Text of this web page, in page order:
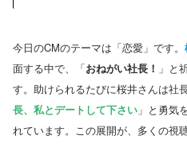
今日のCMのテーマは「恋愛」です。
面する中で、「おねがい社長！ 」と
す。助けられるたびに桜井さんは社
長、私とデートして下さい 」と勇気
れています。この展開が、多くの視